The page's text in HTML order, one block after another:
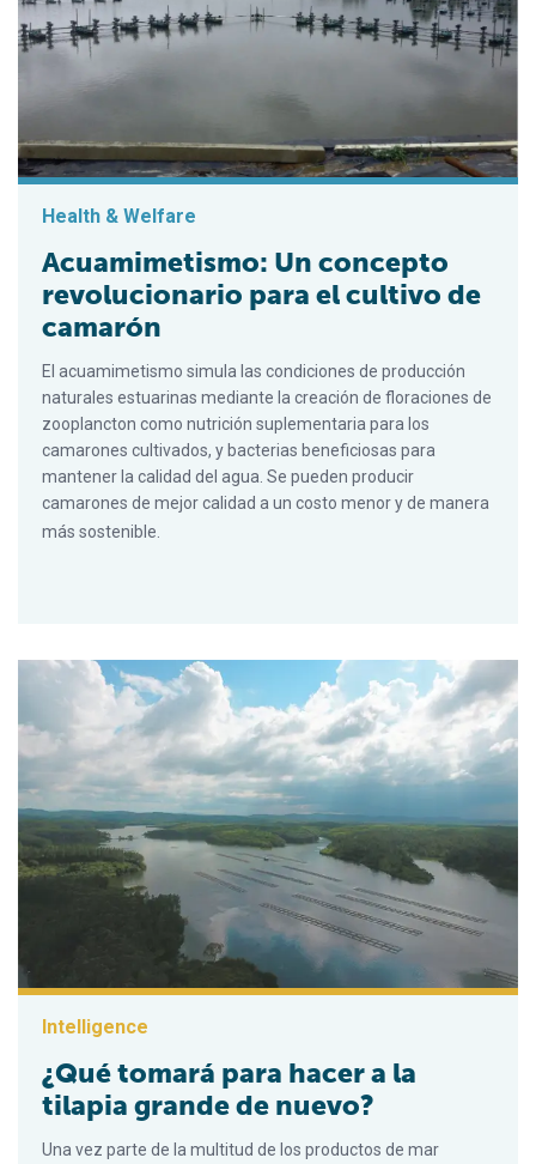
Health & Welfare
Acuamimetismo: Un concepto
revolucionario para el cultivo de
camarón
El acuamimetismo simula las condiciones de producción
naturales estuarinas mediante la creación de floraciones de
zooplancton como nutrición suplementaria para los
camarones cultivados, y bacterias beneficiosas para
mantener la calidad del agua. Se pueden producir
camarones de mejor calidad a un costo menor y de manera
más sostenible.
Intelligence
¿Qué tomará para hacer a la
tilapia grande de nuevo?
Una vez parte de la multitud de los productos de mar